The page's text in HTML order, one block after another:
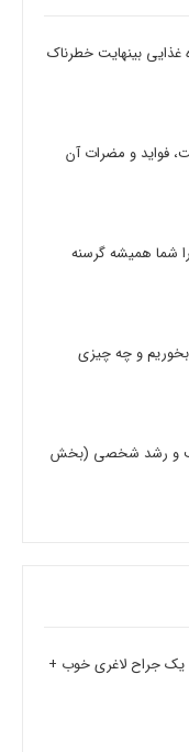
از حد این 8 ماده غذایی بینهایت خطرناک
فواید و مضرات آن
شما همیشه گرسنه
و چه چیزی
و رشد شخصی (بخش
لاغری (9 ویژگی یک جراح لاغری خوب +